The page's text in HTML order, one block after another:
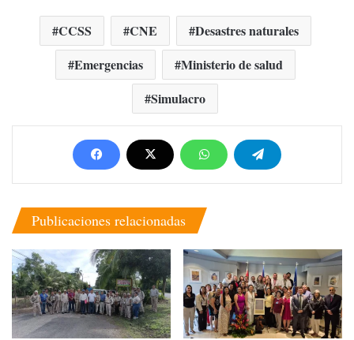
CCSS CNE
Desastres naturales
Emergencias
Ministerio de salud
Simulacro
Publicaciones relacionadas